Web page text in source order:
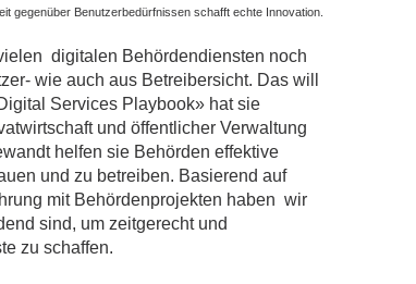
gegenüber Benutzerbedürfnissen schafft echte Innovation.
digitalen Behördendiensten noch
wie auch aus Betreibersicht. Das will
Services Playbook» hat sie
und öffentlicher Verwaltung
helfen sie Behörden effektive
und zu betreiben. Basierend auf
mit Behördenprojekten haben wir
sind, um zeitgerecht und
zu schaffen.